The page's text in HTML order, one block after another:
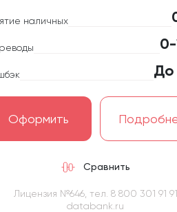
наличных
0-
До
Оформить
Сравнить
Лицензия №646, тел. 8 800 301 91 91
databank.ru